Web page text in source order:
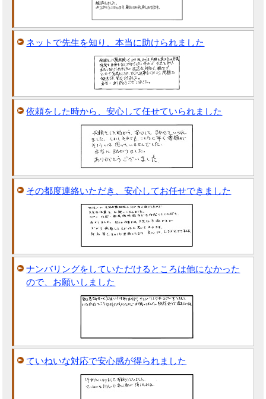
ネットで先生を知り、本当に助けられました
依頼をした時から、安心して任せていられました
その都度連絡いただき、安心してお任せできました
ナンバリングをしていただけるところは他になかった
ので、お願いしました
ていねいな対応で安心感が得られました